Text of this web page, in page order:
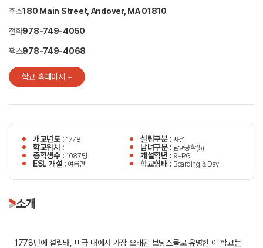
주소180 Main Street, Andover, MA 01810
전화978-749-4050
팩스978-749-4068
학교 홈페이지 +
개교년도 : 1778 설립구분 :사설
학교위치 : 남녀구분 : 남녀공학(5)
총학생수 : 1087명 개설학년 : 9~PG
ESL 개설 : 여름만 학교형태 : Boarding & Day
소개
1778년에 설립돼, 미국 내에서 가장 오래된 보딩스쿨로 유명한 이 학교는